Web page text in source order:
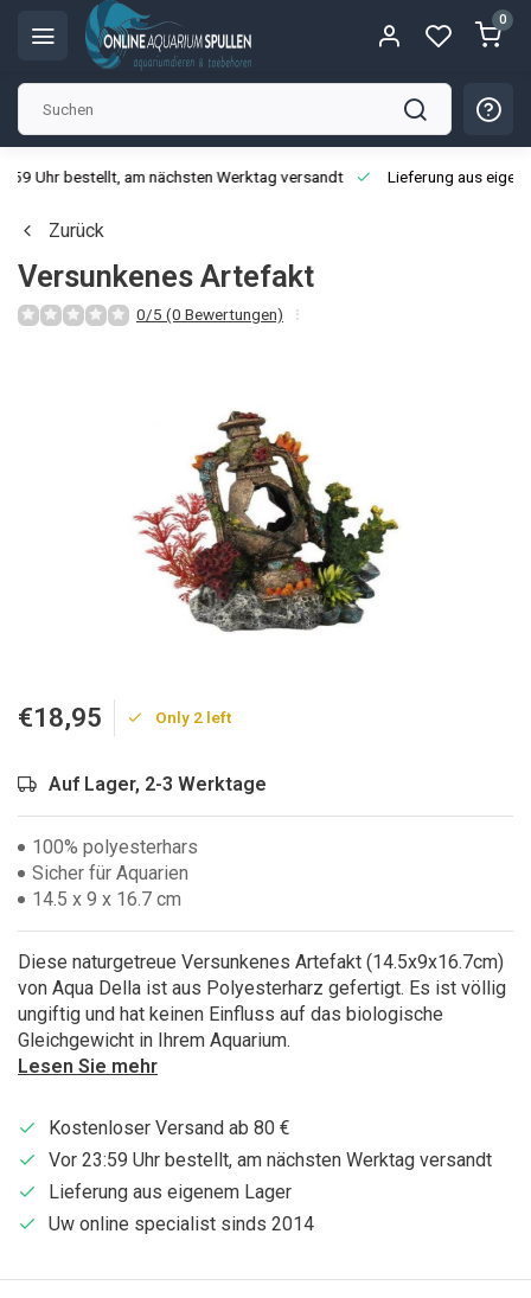
0
Uhr bestellt, am nächsten Werktag versandt Lieferung aus
Zurück
Versunkenes Artefakt
0/5 (0 Bewertungen)
€18,95 Only 2 left
Auf Lager, 2-3 Werktage
100% polyesterhars
Sicher für Aquarien
14.5 x 9 x 16.7 cm
Diese naturgetreue Versunkenes Artefakt (14.5x9x16.7cm)
von Aqua Della ist aus Polyesterharz gefertigt. Es ist völlig
ungiftig und hat keinen Einfluss auf das biologische
Gleichgewicht in Ihrem Aquarium.
Lesen Sie mehr
Kostenloser Versand ab 80 €
Vor 23:59 Uhr bestellt, am nächsten Werktag versandt
Lieferung aus eigenem Lager
Uw online specialist sinds 2014